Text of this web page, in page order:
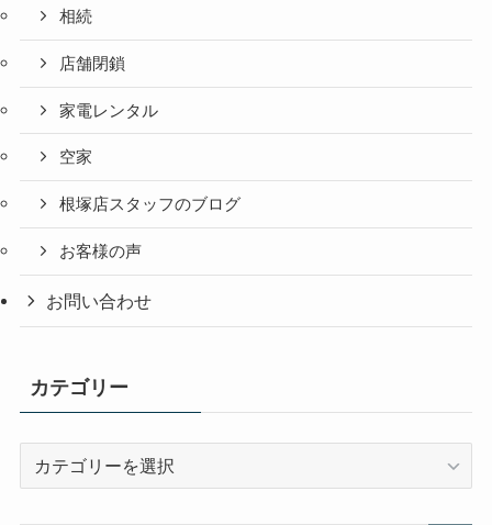
相続
店舗閉鎖
家電レンタル
空家
根塚店スタッフのブログ
お客様の声
お問い合わせ
カテゴリー